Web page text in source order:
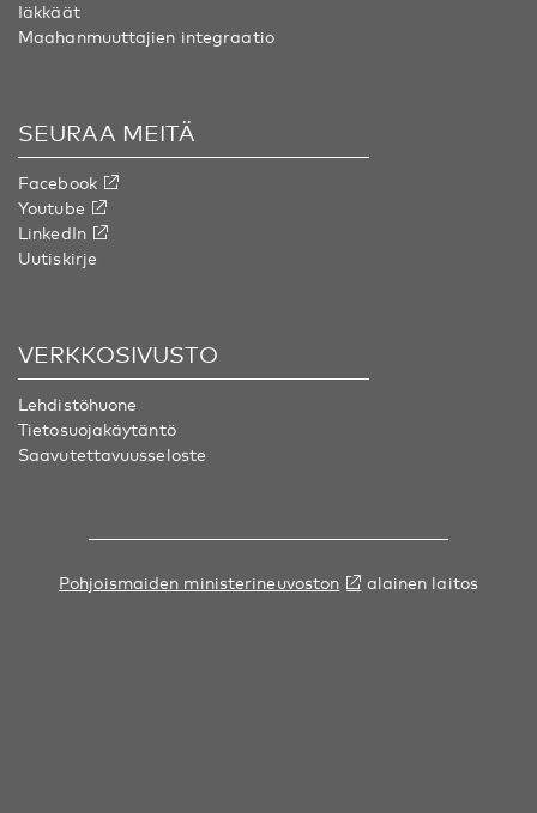
Iäkkäät
Maahanmuuttajien integraatio
SEURAA MEITÄ
Facebook
Youtube
LinkedIn
Uutiskirje
VERKKOSIVUSTO
Lehdistöhuone
Tietosuojakäytäntö
Saavutettavuusseloste
Pohjoismaiden ministerineuvoston alainen laitos